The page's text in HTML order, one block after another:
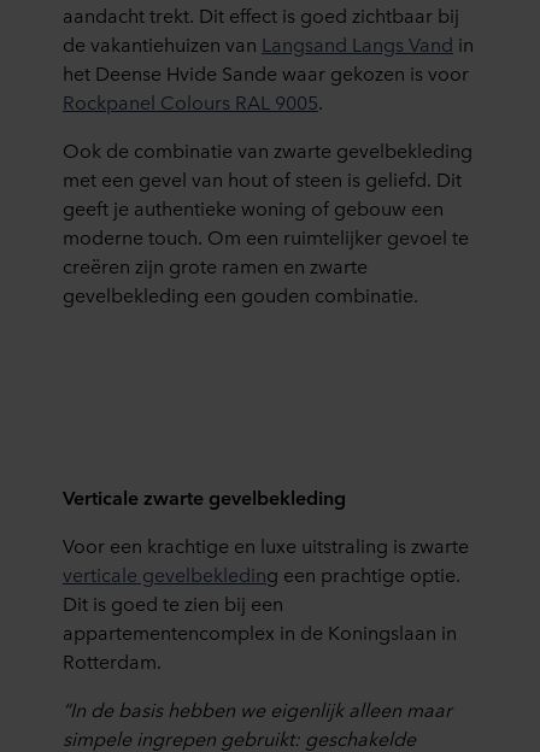
aandacht trekt. Dit effect is goed zichtbaar bij
de vakantiehuizen van Langsand Langs Vand in
het Deense Hvide Sande waar gekozen is voor
Rockpanel Colours RAL 9005.
Ook de combinatie van zwarte gevelbekleding
met een gevel van hout of steen is geliefd. Dit
geeft je authentieke woning of gebouw een
moderne touch. Om een ruimtelijker gevoel te
creëren zijn grote ramen en zwarte
gevelbekleding een gouden combinatie.
Verticale zwarte gevelbekleding
Voor een krachtige en luxe uitstraling is zwarte
verticale gevelbekleding een prachtige optie.
Dit is goed te zien bij een
appartementencomplex in de Koningslaan in
Rotterdam.
“In de basis hebben we eigenlijk alleen maar
simpele ingrepen gebruikt: geschakelde